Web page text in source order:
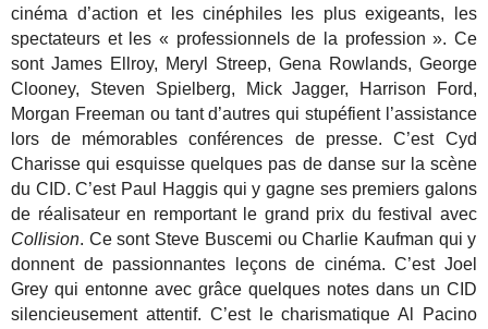
cinéma d’action et les cinéphiles les plus exigeants, les
spectateurs et les « professionnels de la profession ». Ce
sont James Ellroy, Meryl Streep, Gena Rowlands, George
Clooney, Steven Spielberg, Mick Jagger, Harrison Ford,
Morgan Freeman ou tant d’autres qui stupéfient l’assistance
lors de mémorables conférences de presse. C’est Cyd
Charisse qui esquisse quelques pas de danse sur la scène
du CID. C’est Paul Haggis qui y gagne ses premiers galons
de réalisateur en remportant le grand prix du festival avec
Collision. Ce sont Steve Buscemi ou Charlie Kaufman qui y
donnent de passionnantes leçons de cinéma. C’est Joel
Grey qui entonne avec grâce quelques notes dans un CID
silencieusement attentif. C’est le charismatique Al Pacino